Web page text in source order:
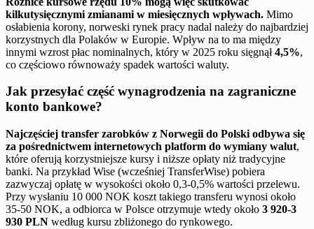
kilkutysięcznymi zmianami w miesięcznych wpływach. Mimo
osłabienia korony, norweski rynek pracy nadal należy do najbardziej
korzystnych dla Polaków w Europie. Wpływ na to ma między
innymi wzrost płac nominalnych, który w 2025 roku sięgnął4,5%,
co częściowo równoważy spadek wartości waluty.
Jak przesyłać część wynagrodzenia na zagraniczne
konto bankowe?
Najczęściej transfer zarobków z Norwegii do Polski odbywa się
za pośrednictwem internetowych platform do wymiany walut,
które oferują korzystniejsze kursy i niższe opłaty niż tradycyjne
banki. Na przykład Wise (wcześniej TransferWise) pobiera
zazwyczaj opłatę w wysokości około 0,3-0,5% wartości przelewu.
Przy wysłaniu 10 000 NOK koszt takiego transferu wynosi około
35-50 NOK, a odbiorca w Polsce otrzymuje wtedy około 3 920-3
930 PLN według kursu zbliżonego do rynkowego.